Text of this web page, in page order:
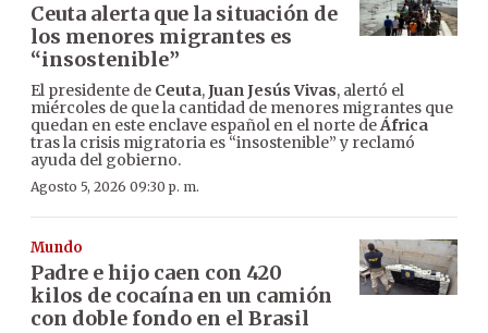
Ceuta alerta que la situación de
los menores migrantes es
“insostenible”
El presidente de Ceuta,Juan Jesús Vivas, alertó el
miércoles de que la cantidad de menores migrantes que
quedan en este enclave español en el norte deÁfrica
tras la crisis migratoria es “insostenible” y reclamó
ayuda del gobierno.
Agosto 5, 2026 09:30 p. m.
Mundo
Padre e hijo caen con 420
kilos de cocaína en un camión
con doble fondo en el Brasil